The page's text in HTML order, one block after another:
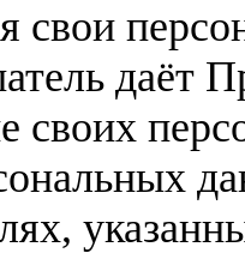
свои
даёт
своих